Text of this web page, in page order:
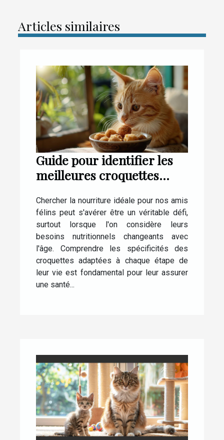
Articles similaires
Guide pour identifier les
meilleures croquettes
Chercher la nourriture idéale pour nos amis
félins peut s'avérer être un véritable défi,
surtout lorsque l'on considère leurs
besoins nutritionnels changeants avec
l'âge. Comprendre les spécificités des
croquettes adaptées à chaque étape de
leur vie est fondamental pour leur assurer
une santé...